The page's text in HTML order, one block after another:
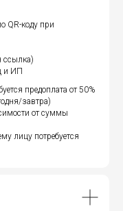
QR-коду при
ссылка)
и ИП
предоплата от 50%
завтра)
от суммы
лицу потребуется